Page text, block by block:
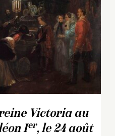
Victoria au
Ier, le 24 août